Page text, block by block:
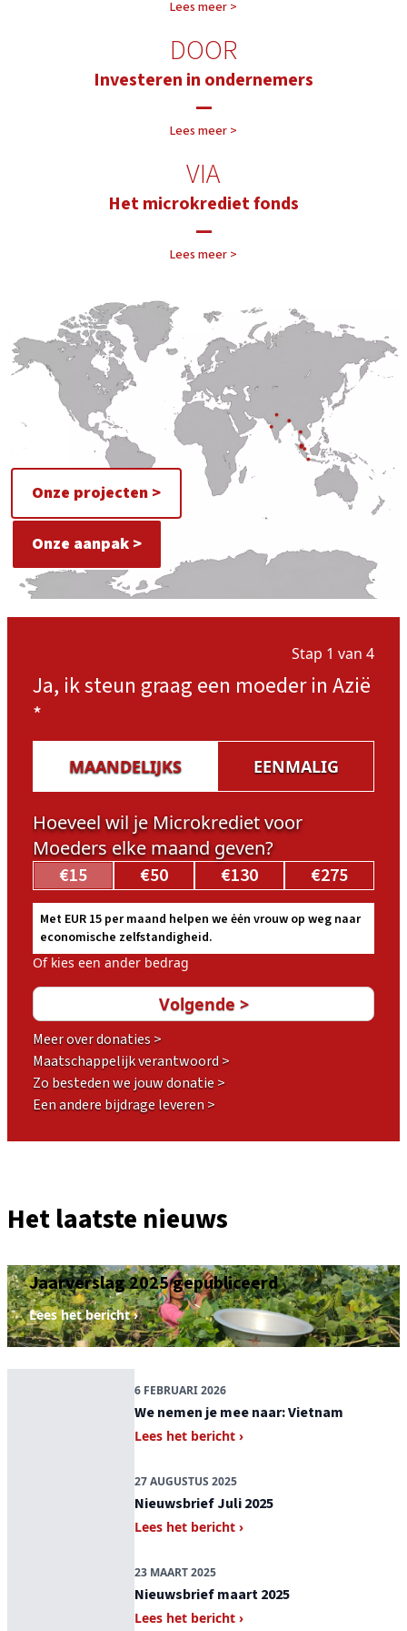
Lees meer >
DOOR
Investeren in ondernemers
—
Lees meer >
VIA
Het microkrediet fonds
—
Lees meer >
Onze projecten >
Onze aanpak >
Stap 1 van 4
Ja, ik steun graag een moeder in Azië
*
MAANDELIJKS EENMALIG
Hoeveel wil je Microkrediet voor
Moeders elke maand geven?
€15 €50 €130 €275
Met EUR 15 per maand helpen we ėėn vrouw op weg naar
economische zelfstandigheid.
Of kies een ander bedrag
Meer over donaties >
Maatschappelijk verantwoord >
Zo besteden we jouw donatie >
Een andere bijdrage leveren >
Het laatste nieuws
Jaarverslag 2025 gepubliceerd
Lees het bericht ›
6 FEBRUARI 2026
We nemen je mee naar: Vietnam
Lees het bericht ›
27 AUGUSTUS 2025
Nieuwsbrief Juli 2025
Lees het bericht ›
23 MAART 2025
Nieuwsbrief maart 2025
Lees het bericht ›